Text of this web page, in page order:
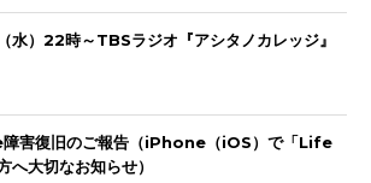
水）22時～TBSラジオ『アシタノカレッジ』
害復旧のご報告（iPhone（iOS）で「Life
大切なお知らせ）